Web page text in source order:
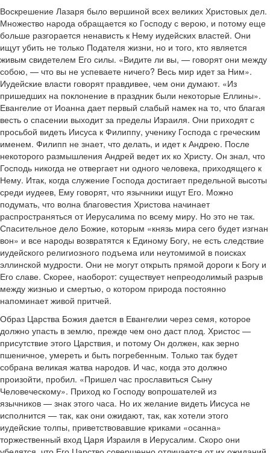
Воскрешение Лазаря было вершиной всех великих Христовых дел.
Множество народа обращается ко Господу с верою, и потому еще
больше разгорается ненависть к Нему иудейских властей. Они
ищут убить не только Подателя жизни, но и того, кто является
живым свидетелем Его силы. «Видите ли вы, — говорят они между
собою, — что вы не успеваете ничего? Весь мир идет за Ним».
Иудейские власти говорят правдивее, чем они думают. «Из
пришедших на поклонение в праздник были некоторые Еллины».
Евангелие от Иоанна дает первый слабый намек на то, что благая
весть о спасении выходит за пределы Израиля. Они приходят с
просьбой видеть Иисуса к Филиппу, ученику Господа с греческим
именем. Филипп не знает, что делать, и идет к Андрею. После
некоторого размышления Андрей ведет их ко Христу. Он знал, что
Господь никогда не отвергает ни одного человека, приходящего к
Нему. Итак, когда служение Господа достигает предельной высоты
среди иудеев, Ему говорят, что язычники ищут Его. Можно
подумать, что волна благовестия Христова начинает
распространяться от Иерусалима по всему миру. Но это не так.
Спасительное дело Божие, которым «князь мира сего будет изгнан
вон» и все народы возвратятся к Единому Богу, не есть следствие
иудейского религиозного подъема или неутомимой в поисках
эллинской мудрости. Они не могут открыть прямой дороги к Богу и
Его славе. Скорее, наоборот: существует непреодолимый разрыв
между жизнью и смертью, о котором природа постоянно
напоминает живой притчей.
Образ Царства Божия дается в Евангелии через семя, которое
должно упасть в землю, прежде чем оно даст плод. Христос —
присутствие этого Царствия, и потому Он должен, как зерно
пшеничное, умереть и быть погребенным. Только так будет
собрана великая жатва народов. И час, когда это должно
произойти, пробил. «Пришел час прославиться Сыну
Человеческому». Приход ко Господу вопрошателей из
язычников — знак этого часа. Но их желание видеть Иисуса не
исполнится — так, как они ожидают, так, как хотели этого
иудейские толпы, приветствовавшие криками «осанна»
торжественный вход Царя Израиля в Иерусалим. Скоро они